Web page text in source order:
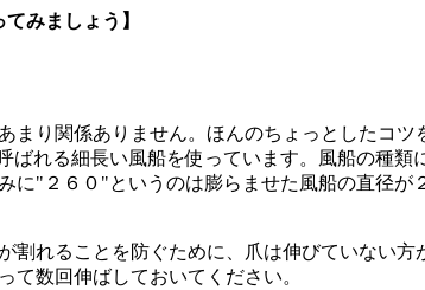
みましょう】
まり関係ありません。ほんのちょっとしたコ
ばれる細長い風船を使っています。風船の種
に"２６０"というのは膨らませた風船の直径が
割れることを防ぐために、爪は伸びていない
て数回伸ばしておいてください。